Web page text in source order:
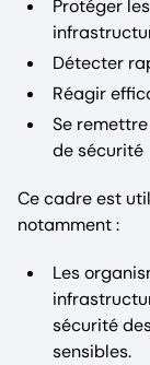
Protéger
Détecter
Réagir
Se
de sécurité
Ce cadre est
notamment :
Les
sécurité
sensibles.